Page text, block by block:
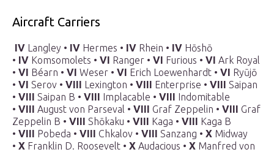
Aircraft Carriers
IV Langley • IV Hermes • IV Rhein • IV Hōshō
• IV Komsomolets • VI Ranger • VI Furious • VI Ark Royal
• VI Béarn • VI Weser • VI Erich Loewenhardt • VI Ryūjō
• VI Serov • VIII Lexington • VIII Enterprise • VIII Saipan
• VIII Saipan B • VIII Implacable • VIII Indomitable
• VIII August von Parseval • VIII Graf Zeppelin • VIII Graf
Zeppelin B • VIII Shōkaku • VIII Kaga • VIII Kaga B
• VIII Pobeda • VIII Chkalov • VIII Sanzang • X Midway
• X Franklin D. Roosevelt • X Audacious • X Manfred von